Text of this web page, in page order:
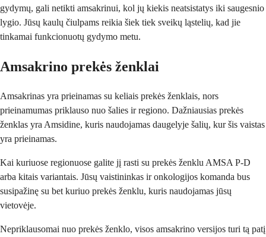
gydymų, gali netikti amsakrinui, kol jų kiekis neatsistatys iki saugesnio
lygio. Jūsų kaulų čiulpams reikia šiek tiek sveikų ląstelių, kad jie
tinkamai funkcionuotų gydymo metu.
Amsakrino prekės ženklai
Amsakrinas yra prieinamas su keliais prekės ženklais, nors
prieinamumas priklauso nuo šalies ir regiono. Dažniausias prekės
ženklas yra Amsidine, kuris naudojamas daugelyje šalių, kur šis vaistas
yra prieinamas.
Kai kuriuose regionuose galite jį rasti su prekės ženklu AMSA P-D
arba kitais variantais. Jūsų vaistininkas ir onkologijos komanda bus
susipažinę su bet kuriuo prekės ženklu, kuris naudojamas jūsų
vietovėje.
Nepriklausomai nuo prekės ženklo, visos amsakrino versijos turi tą patį